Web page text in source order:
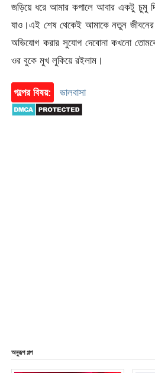
জড়িয়ে ধরে আমার কপালে আবার একটু চুমু
যাও।এই শেষ থেকেই আমাকে নতুন
অভিযোগ করার সুযোগ দেবোনা কখনো
ওর বুকে মুখ লুকিয়ে রইলাম।
গল্পের বিষয়: ভালবাসা
অনুরূপ গল্প